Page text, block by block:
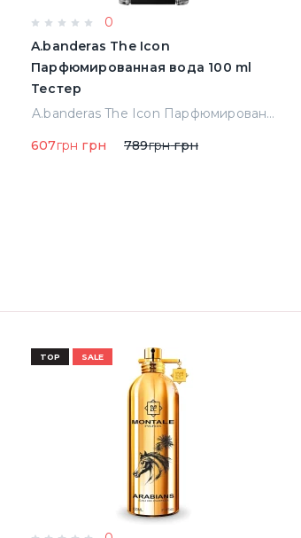
0
A.banderas The Icon
Парфюмированная вода 100 ml
Тестер
A.banderas The Icon Парфюмированная вода 100 ml Тестер
607грн грн 789грнгрн
TOP SALE